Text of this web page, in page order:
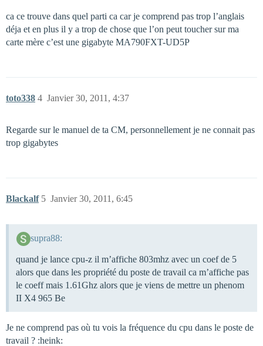
ca ce trouve dans quel parti ca car je comprend pas trop l’anglais
déja et en plus il y a trop de chose que l’on peut toucher sur ma
carte mère c’est une gigabyte MA790FXT-UD5P
toto338 Janvier 30, 2011, 4:37
4
Regarde sur le manuel de ta CM, personnellement je ne connait pas
trop gigabytes
Blackalf Janvier 30, 2011, 6:45
5
supra88:
quand je lance cpu-z il m’affiche 803mhz avec un coef de 5
alors que dans les propriété du poste de travail ca m’affiche pas
le coeff mais 1.61Ghz alors que je viens de mettre un phenom
II X4 965 Be
Je ne comprend pas où tu vois la fréquence du cpu dans le poste de
travail ? :heink: